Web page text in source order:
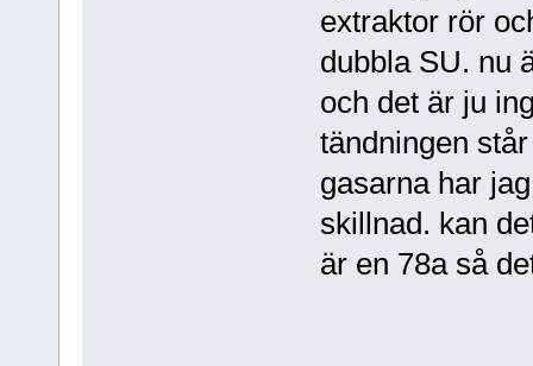
extraktor rör
dubbla SU. nu
och det är ju
tändningen
gasarna har
skillnad. kan
är en 78a så